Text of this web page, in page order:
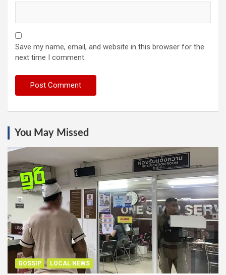
Save my name, email, and website in this browser for the
next time I comment.
You May Missed
GOSSIP LOCAL NEWS